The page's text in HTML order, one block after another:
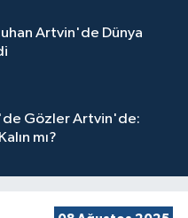
Artvin'de Dünya
Gözler Artvin'de:
mı?